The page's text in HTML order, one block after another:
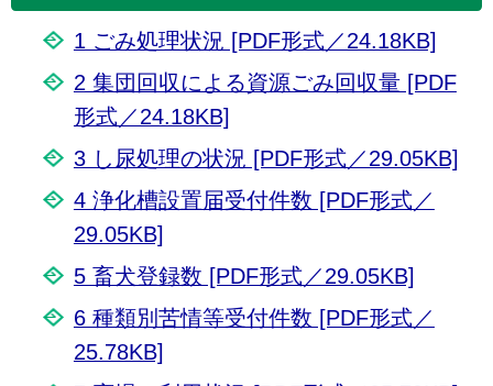
1 ごみ処理状況 [PDF形式／24.18KB]
2 集団回収による資源ごみ回収量 [PDF
形式／24.18KB]
3 し尿処理の状況 [PDF形式／29.05KB]
4 浄化槽設置届受付件数 [PDF形式／
29.05KB]
5 畜犬登録数 [PDF形式／29.05KB]
6 種類別苦情等受付件数 [PDF形式／
25.78KB]